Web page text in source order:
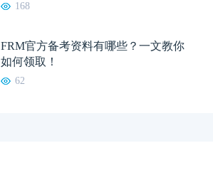
168
FRM官方备考资料有哪些？一文教你
如何领取！
62